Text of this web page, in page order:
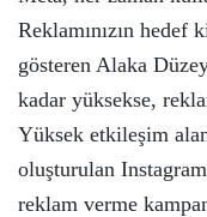
Reklamınızın hedef
gösteren Alaka
kadar yüksekse,
Yüksek etkileşim
oluşturulan
reklam verme